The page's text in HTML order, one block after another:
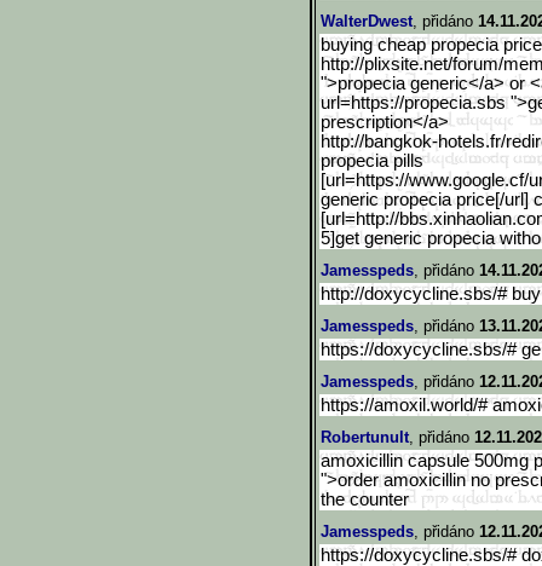
WalterDwest, přidáno
buying cheap propecia
http://plixsite.net/forum/
">propecia generic</a> or
url=https://propecia.sbs
prescription</a>
http://bangkok-hotels.fr/
propecia pills
[url=https://www.google.cf/
generic propecia price[/url]
[url=http://
5]get generic propecia
Jamesspeds, přidáno
http://doxycycline.sbs/#
Jamesspeds, přidáno
https://doxycycline.sbs/#
Jamesspeds, přidáno
https://amoxil.world/#
Robertunult, přidáno
amoxicillin capsule 500mg
">order amoxicillin no
the counter
Jamesspeds, přidáno
https://doxycycline.sbs/#